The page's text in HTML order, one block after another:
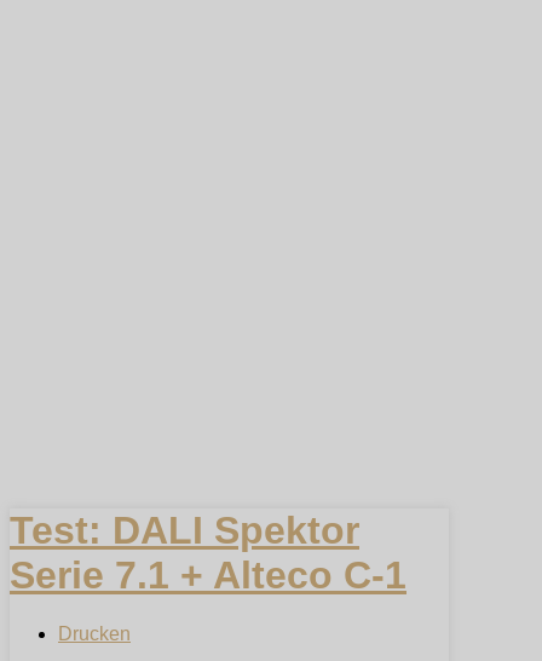
Test: DALI Spektor
Serie 7.1 + Alteco C-1
Drucken